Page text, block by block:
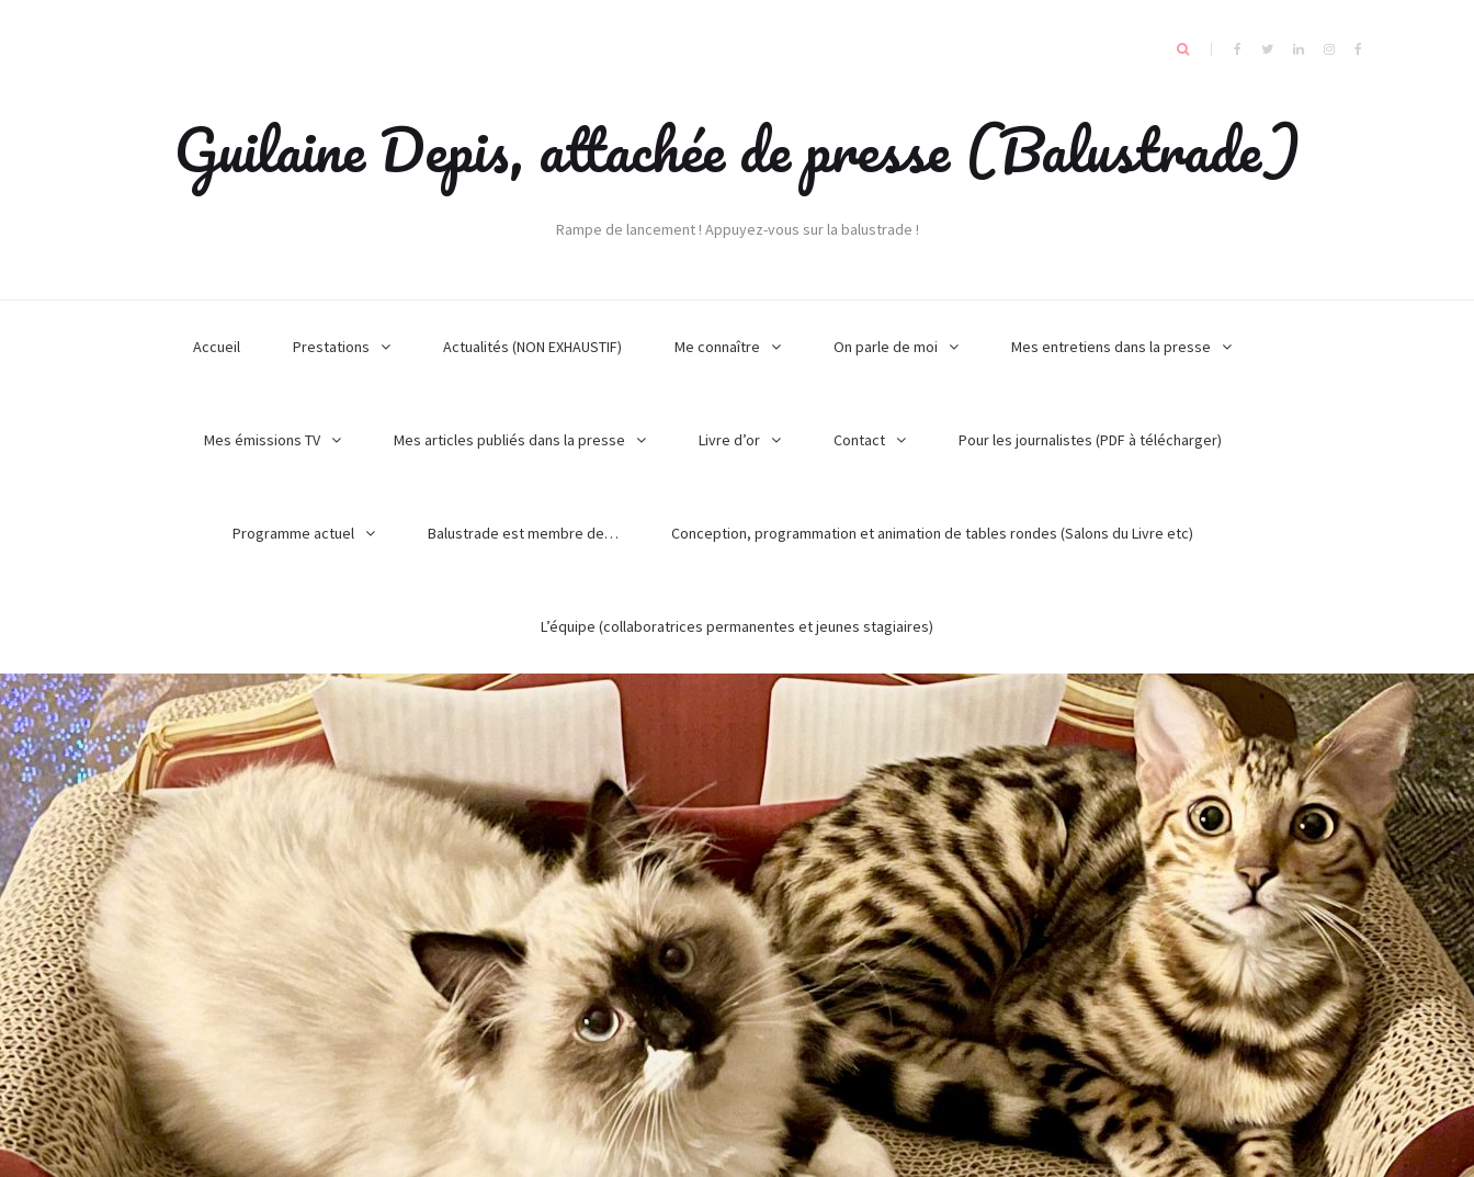
Guilaine Depis, attachée de presse (Balustrade)
Rampe de lancement ! Appuyez-vous sur la balustrade !
Accueil Prestations Actualités (NON EXHAUSTIF) Me connaître On parle de moi Mes entretiens dans la presse
Mes émissions TV Mes articles publiés dans la presse Livre d’or Contact Pour les journalistes (PDF à télécharger)
Programme actuel Balustrade est membre de… Conception, programmation et animation de tables rondes (Salons du Livre etc)
L’équipe (collaboratrices permanentes et jeunes stagiaires)